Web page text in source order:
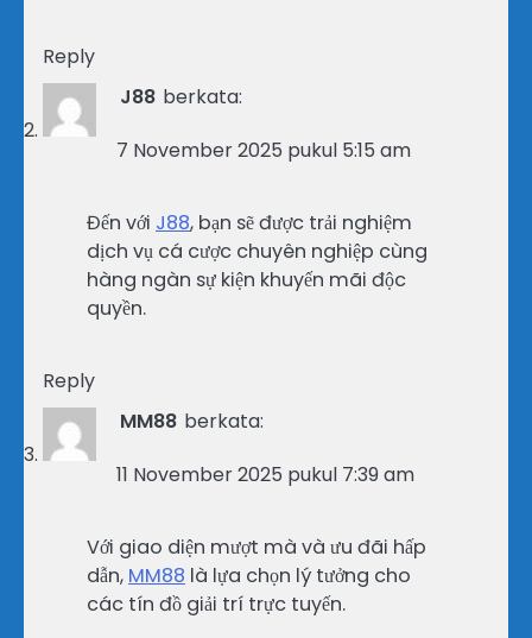
Reply
J88 berkata:
7 November 2025 pukul 5:15 am
Đến với J88, bạn sẽ được trải nghiệm
dịch vụ cá cược chuyên nghiệp cùng
hàng ngàn sự kiện khuyến mãi độc
quyền.
Reply
MM88 berkata:
11 November 2025 pukul 7:39 am
Với giao diện mượt mà và ưu đãi hấp
dẫn, MM88 là lựa chọn lý tưởng cho
các tín đồ giải trí trực tuyến.